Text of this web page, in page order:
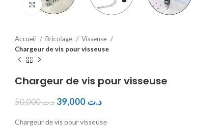
Click to enlarge
Accueil Bricolage
Visseuse
Chargeur de vis pour visseuse
Chargeur de vis pour visseuse
د.ت50,000 د.ت
Chargeur de vis pour visseuse